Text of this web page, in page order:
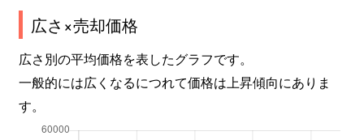
広さ×売却価格
広さ別の平均価格を表したグラフです。
一般的には広くなるにつれて価格は上昇傾向にありま
す。